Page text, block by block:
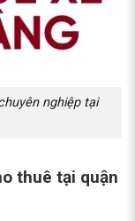
nghiệp tại
thuê tại quận